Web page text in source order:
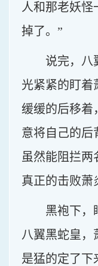
人和那老妖怪
掉了。”
说完，八
光紧紧的盯着
缓缓的后移着
意将自己的后
虽然能阻拦两
真正的击败萧
黑袍下，
八翼黑蛇皇，
是猛的定了下